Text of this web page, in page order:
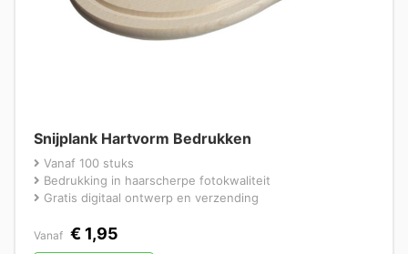
Snijplank Hartvorm Bedrukken
Vanaf 100 stuks
Bedrukking in haarscherpe fotokwaliteit
Gratis digitaal ontwerp en verzending
Vanaf € 1,95